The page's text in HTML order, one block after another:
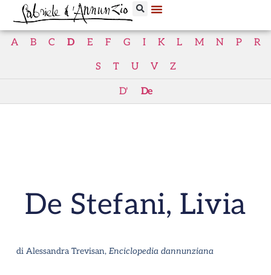
A B C D E F G I K L M N P
R
S
T U V Z
D' De
De Stefani, Livia
di Alessandra Trevisan, Enciclopedia dannunziana